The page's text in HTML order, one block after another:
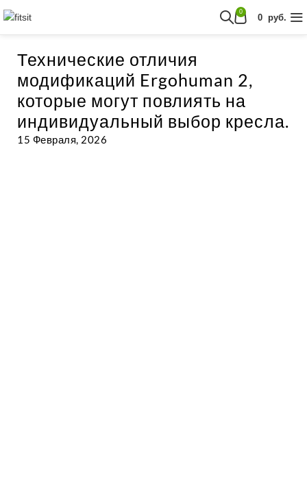
0
0 руб.
Технические отличия
модификаций Ergohuman 2,
которые могут повлиять на
индивидуальный выбор кресла.
15 Февраля, 2026